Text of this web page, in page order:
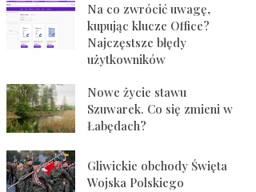
Na co zwrócić uwagę,
kupując klucze Office?
Najczęstsze błędy
użytkowników
Nowe życie stawu
Szuwarek. Co się zmieni w
Łabędach?
Gliwickie obchody Święta
Wojska Polskiego